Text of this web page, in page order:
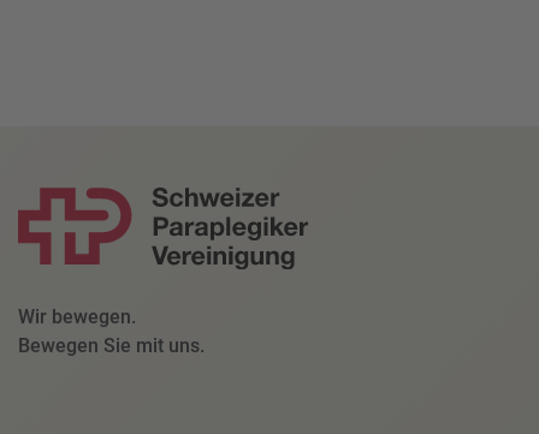
Wir bewegen.
Bewegen Sie mit uns.